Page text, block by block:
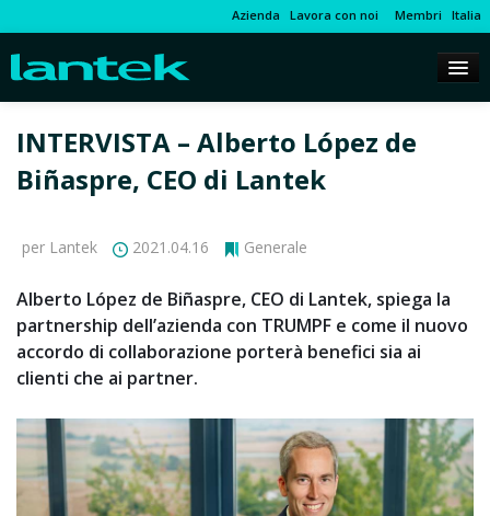
Azienda Lavora con noi Membri Italia
INTERVISTA – Alberto López de
Biñaspre, CEO di Lantek
per Lantek 2021.04.16 Generale
Alberto López de Biñaspre, CEO di Lantek, spiega la
partnership dell’azienda con TRUMPF e come il nuovo
accordo di collaborazione porterà benefici sia ai
clienti che ai partner.